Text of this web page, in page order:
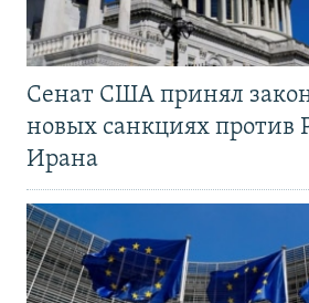
Сенат США принял
новых санкциях против
Ирана